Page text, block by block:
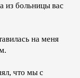
из больницы вас
на меня
что мы с